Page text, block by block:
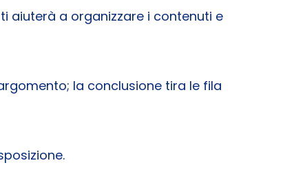
aiuterà a organizzare i contenuti e
la conclusione tira le fila